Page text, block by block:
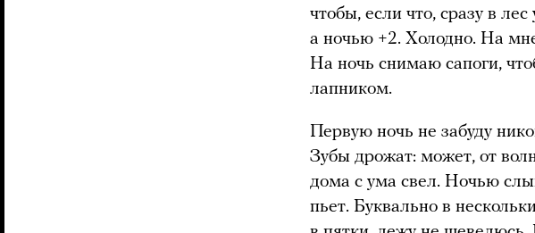
чтобы, если что, сразу в
а ночью +2. Холодно. На
На ночь снимаю сапоги,
лапником.
Первую ночь не забуду
Зубы дрожат: может, от
дома с ума свел. Ночью
пьет. Буквально в